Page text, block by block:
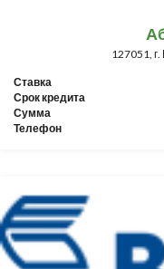
127051,
Ставка
Срок кредита
Сумма
Телефон